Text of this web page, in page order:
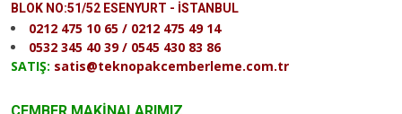
BLOK NO:51/52 ESENYURT - İSTANBUL
0212 475 10 65 / 0212 475 49 14
0532 345 40 39 / 0545 430 83 86
SATIŞ: satis@teknopakcemberleme.com.tr